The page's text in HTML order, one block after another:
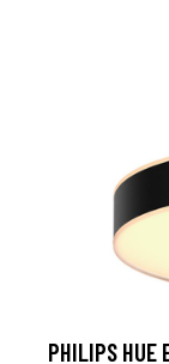
PHILIPS HUE